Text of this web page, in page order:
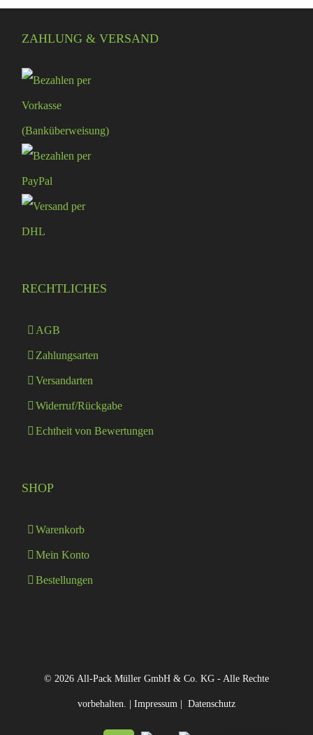
ZAHLUNG & VERSAND
RECHTLICHES
AGB
Zahlungsarten
Versandarten
Widerruf/Rückgabe
Echtheit von Bewertungen
SHOP
Warenkorb
Mein Konto
Bestellungen
© 2026 All-Pack Müller GmbH & Co. KG - Alle Rechte
vorbehalten. | Impressum | Datenschutz